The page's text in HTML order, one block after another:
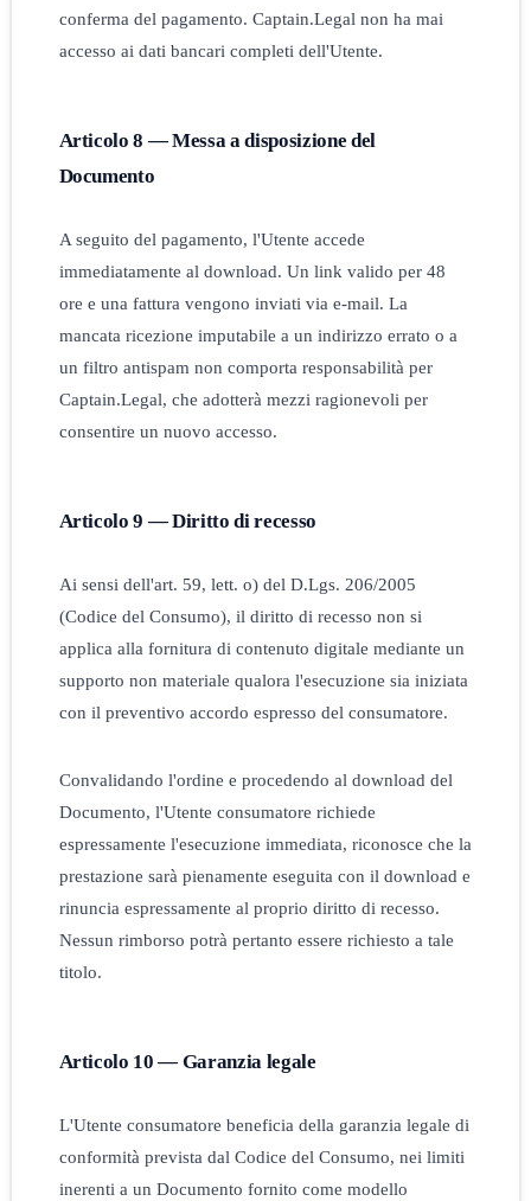
conferma del pagamento. Captain.Legal non ha mai
accesso ai dati bancari completi dell'Utente.
Articolo 8 — Messa a disposizione del
Documento
A seguito del pagamento, l'Utente accede
immediatamente al download. Un link valido per 48
ore e una fattura vengono inviati via e-mail. La
mancata ricezione imputabile a un indirizzo errato o a
un filtro antispam non comporta responsabilità per
Captain.Legal, che adotterà mezzi ragionevoli per
consentire un nuovo accesso.
Articolo 9 — Diritto di recesso
Ai sensi dell'art. 59, lett. o) del D.Lgs. 206/2005
(Codice del Consumo), il diritto di recesso non si
applica alla fornitura di contenuto digitale mediante un
supporto non materiale qualora l'esecuzione sia iniziata
con il preventivo accordo espresso del consumatore.
Convalidando l'ordine e procedendo al download del
Documento, l'Utente consumatore richiede
espressamente l'esecuzione immediata, riconosce che la
prestazione sarà pienamente eseguita con il download e
rinuncia espressamente al proprio diritto di recesso.
Nessun rimborso potrà pertanto essere richiesto a tale
titolo.
Articolo 10 — Garanzia legale
L'Utente consumatore beneficia della garanzia legale di
conformità prevista dal Codice del Consumo, nei limiti
inerenti a un Documento fornito come modello